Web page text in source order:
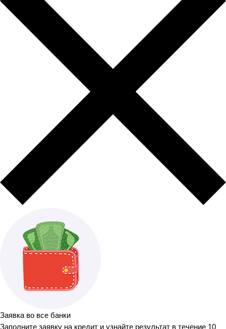
Заявка во все банки
Заполните заявку на кредит и узнайте результат в течение 10